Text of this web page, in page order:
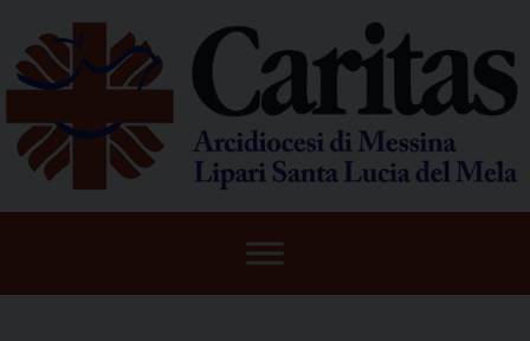
content